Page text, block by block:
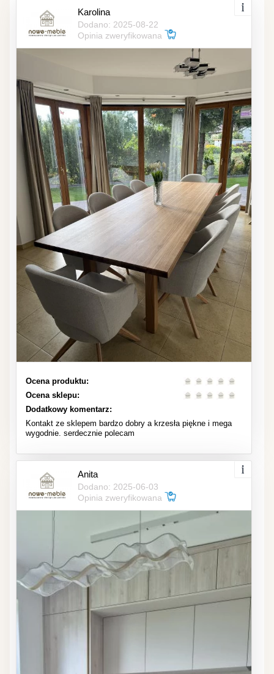
Karolina
Dodano: 2025-08-22
Opinia zweryfikowana
Ocena produktu:
Ocena sklepu:
Dodatkowy komentarz:
Kontakt ze sklepem bardzo dobry a krzesła piękne i mega
wygodnie. serdecznie polecam
Anita
Dodano: 2025-06-03
Opinia zweryfikowana